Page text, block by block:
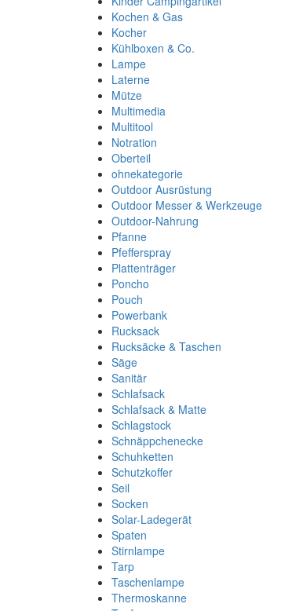
Kochen & Gas
Kocher
Kühlboxen & Co.
Lampe
Laterne
Mütze
Multimedia
Multitool
Notration
Oberteil
ohnekategorie
Outdoor Ausrüstung
Outdoor Messer & Werkzeuge
Outdoor-Nahrung
Pfanne
Pfefferspray
Plattenträger
Poncho
Pouch
Powerbank
Rucksack
Rucksäcke & Taschen
Säge
Sanitär
Schlafsack
Schlafsack & Matte
Schlagstock
Schnäppchenecke
Schuhketten
Schutzkoffer
Seil
Socken
Solar-Ladegerät
Spaten
Stirnlampe
Tarp
Taschenlampe
Thermoskanne